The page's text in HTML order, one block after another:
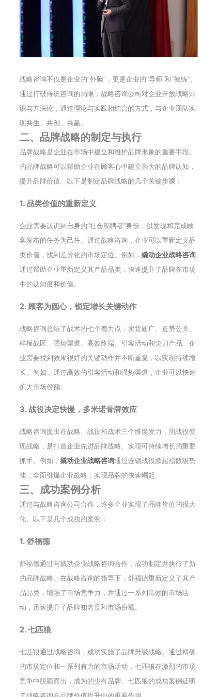
战略咨询不仅是企业的“外脑”，更是企业的“导师”和“教练”。
通过打破传统咨询的局限，战略咨询公司对企业开放战略知
识与方法论，通过理论与实践相结合的方式，与企业团队实
现共生、共创、共赢。
二、品牌战略的制定与执行
品牌战略是企业在市场中建立和维护品牌形象的重要手段。
的品牌战略可以帮助企业在顾客心中建立强大的品牌认知，
提升品牌价值。以下是制定品牌战略的几个关键步骤：
1. 品类价值的重新定义
企业需要认识到自身的“社会应聘者”身份，以发现和完成顾
客发布的任务为己任。通过战略咨询，企业可以重新定义品
类价值，找到差异化的市场定位。例如， 撬动企业战略咨询
通过帮助企业重新定义其产品品类，快速提升了品牌在市场
中的认知度和价值。
2. 顾客为圆心，锁定增长关键动作
战略咨询总结了战术的七个着力点：卖货硬广、造势公关、
样板战区、强势渠道、高效终端、引客活动和尖刀产品。企
业需要找到效果很好的关键动作并不断重复，以实现持续增
长。例如，通过高效的引客活动和强势渠道，企业可以快速
扩大市场份额。
3. 战役决定快慢，多米诺骨牌效应
战略咨询提出在战略、战役和战术三个维度发力，用战役变
现战略，是打造企业先进品牌战略、实现可持续增长的重要
抓手。例如， 撬动企业战略咨询通过连锁战役掀起指数级势
能，全面引爆企业战略，实现品牌的快速崛起。
三、成功案例分析
通过与战略咨询公司合作，许多企业实现了品牌价值的很大
化。以下是几个成功的案例：
1. 舒福德
舒福德通过与撬动企业战略咨询合作，成功制定并执行了新
的品牌战略。在战略咨询的指导下，舒福德重新定义了其产
品品类，增强了市场竞争力，并通过一系列高效的市场活
动，迅速提升了品牌知名度和市场份额。
2. 七匹狼
七匹狼通过战略咨询，成功实施了品牌升级战略。通过精确
的市场定位和一系列有力的市场活动，七匹狼在激烈的市场
竞争中脱颖而出，成为的少有品牌。七匹狼的成功案例证明
了战略咨询在品牌价值提升中的重要作用。